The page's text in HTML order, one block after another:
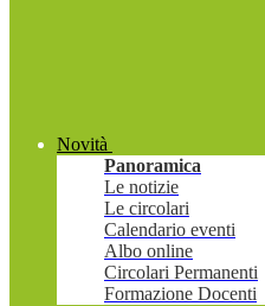
Novità
Panoramica
Le notizie
Le circolari
Calendario eventi
Albo online
Circolari Permanenti
Formazione Docenti